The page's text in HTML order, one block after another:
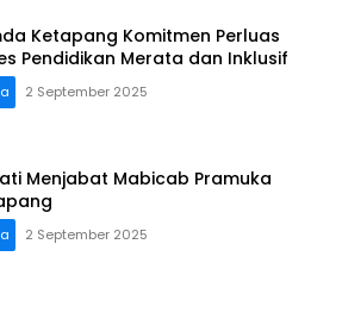
Ketapang Komitmen Perluas
Pendidikan Merata dan Inklusif
2 September 2025
Menjabat Mabicab Pramuka
2 September 2025